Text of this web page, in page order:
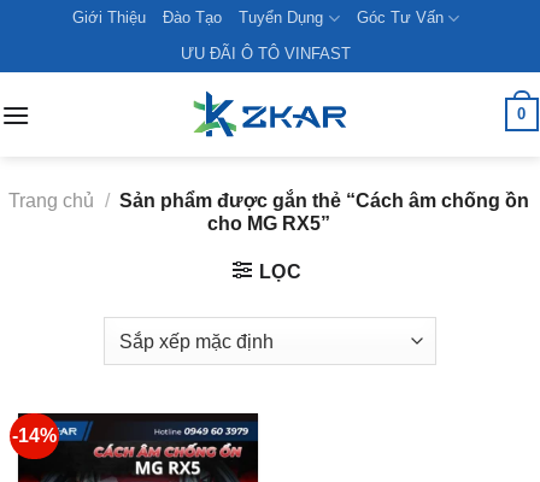
content
Giới Thiệu Đào Tạo Tuyển Dụng
Góc Tư Vấn
ƯU ĐÃI Ô TÔ VINFAST
0
Trang chủ / Sản phẩm được gắn thẻ “Cách âm chống ồn
cho MG RX5”
LỌC
-14%